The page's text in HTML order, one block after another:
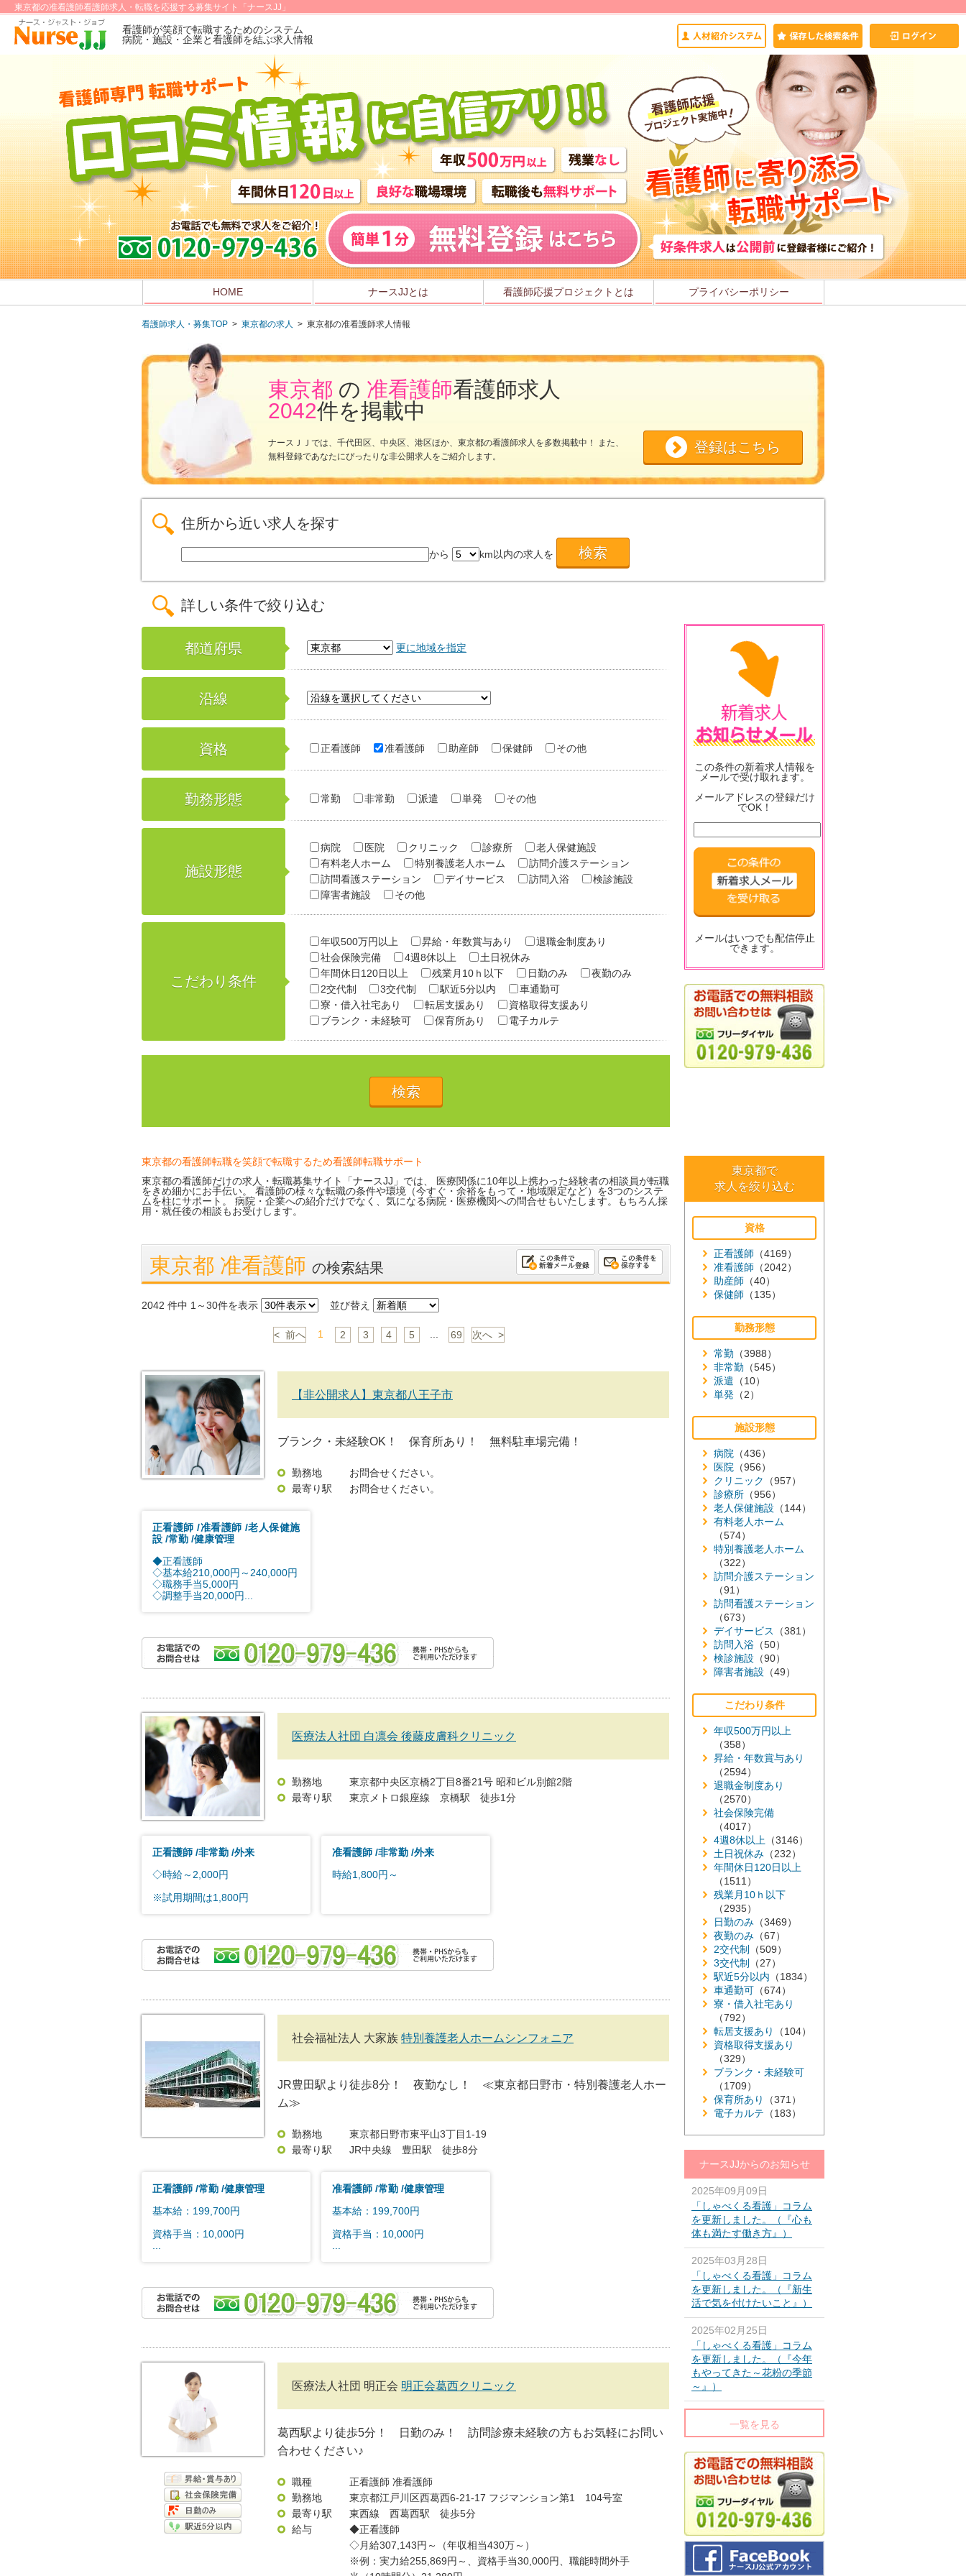
東京都の准看護師看護師求人・転職を応援する募集サイト「ナースJJ」
看護師が笑顔で転職するためのシステム
病院・施設・企業と看護師を結ぶ求人情報
HOME ナースJJとは 看護師応援プロジェクトとは プライバシーポリシー
看護師求人・募集TOP > 東京都の求人 > 東京都の准看護師求人情報
東京都 の 准看護師看護師求人
2042件を掲載中
ナースＪＪでは、千代田区、中央区、港区ほか、東京都の看護師求人を多数掲載中！ また、
無料登録であなたにぴったりな非公開求人をご紹介します。
登録はこちら
住所から近い求人を探す
から km以内の求人を
詳しい条件で絞り込む
都道府県 更に地域を指定
沿線
資格 正看護師 准看護師 助産師 保健師 その他
勤務形態 常勤 非常勤 派遣 単発 その他
施設形態
病院 医院 クリニック 診療所
老人保健施設
有料老人ホーム
特別養護老人ホーム
訪問介護ステーション
訪問看護ステーション
デイサービス 訪問入浴
検診施設
障害者施設
その他
こだわり条件
年収500万円以上 昇給・年数賞与あり
退職金制度あり
社会保険完備
4週8休以上
土日祝休み
年間休日120日以上
残業月10ｈ以下 日勤のみ
夜勤のみ
2交代制
3交代制 駅近5分以内
車通勤可
寮・借入社宅あり
転居支援あり
資格取得支援あり
ブランク・未経験可
保育所あり 電子カルテ
この条件の新着求人情報を
メールで受け取れます。
メールアドレスの登録だけ
でOK！
メールはいつでも配信停止
できます。
東京都の看護師転職を笑顔で転職するため看護師転職サポート
東京都の看護師だけの求人・転職募集サイト「ナースJJ」では、 医療関係に10年以上携わった経験者の相談員が転職
をきめ細かにお手伝い。 看護師の様々な転職の条件や環境（今すぐ・余裕をもって・地域限定など）を3つのシステ
ムを柱にサポート。 病院・企業への紹介だけでなく、気になる病院・医療機関への問合せもいたします。もちろん採
用・就任後の相談もお受けします。
東京都 准看護師 の検索結果
2042 件中 1～30件を表示 並び替え
< 前へ 1 2 3 4 5 69 次へ >
【非公開求人】東京都八王子市
ブランク・未経験OK！ 保育所あり！ 無料駐車場完備！
勤務地
お問合せください。
最寄り駅
お問合せください。
正看護師 准看護師 老人保健施
設 常勤 健康管理
◆正看護師
◇基本給210,000円～240,000円
◇職務手当5,000円
◇調整手当20,000円...
医療法人社団 白凛会 後藤皮膚科クリニック
勤務地
東京都中央区京橋2丁目8番21号 昭和ビル別館2階
最寄り駅
東京メトロ銀座線 京橋駅 徒歩1分
正看護師 非常勤 外来
◇時給～2,000円
※試用期間は1,800円
准看護師 非常勤 外来
時給1,800円～
社会福祉法人 大家族 特別養護老人ホームシンフォニア
JR豊田駅より徒歩8分！ 夜勤なし！ ≪東京都日野市・特別養護老人ホー
ム≫
勤務地
東京都日野市東平山3丁目1-19
最寄り駅
JR中央線 豊田駅 徒歩8分
正看護師 常勤 健康管理
基本給：199,700円
資格手当：10,000円
准看護師 常勤 健康管理
基本給：199,700円
資格手当：10,000円
医療法人社団 明正会 明正会葛西クリニック
葛西駅より徒歩5分！ 日勤のみ！ 訪問診療未経験の方もお気軽にお問い
合わせください♪
職種 正看護師 准看護師
勤務地
東京都江戸川区西葛西6-21-17 フジマンション第1 104号室
最寄り駅
東西線 西葛西駅 徒歩5分
給与
◆正看護師
◇月給307,143円～（年収相当430万～）
※例：実力給255,869円～、資格手当30,000円、職能時間外手
東京都で
求人を絞り込む
資格
正看護師 （4169）
准看護師 （2042）
助産師 （40）
保健師 （135）
勤務形態
常勤 （3988）
非常勤 （545）
派遣 （10）
単発 （2）
施設形態
病院 （436）
医院 （956）
クリニック
（957）
診療所 （956）
老人保健施設 （144）
有料老人ホーム
（574）
特別養護老人ホーム
（322）
訪問介護ステーション
（91）
訪問看護ステーション
（673）
デイサービス
（381）
訪問入浴 （50）
検診施設 （90）
障害者施設 （49）
こだわり条件
年収500万円以上
（358）
昇給・年数賞与あり
（2594）
退職金制度あり
（2570）
社会保険完備
（4017）
4週8休以上 （3146）
土日祝休み （232）
年間休日120日以上
（1511）
残業月10ｈ以下
（2935）
日勤のみ （3469）
夜勤のみ （67）
2交代制
（509）
3交代制
（27）
駅近5分以内 （1834）
車通勤可 （674）
寮・借入社宅あり
（792）
転居支援あり
（104）
資格取得支援あり
（329）
ブランク・未経験可
（1709）
保育所あり
（371）
電子カルテ （183）
ナースJJからのお知らせ
2025年09月09日
「しゃべくる看護」コラム
を更新しました。（『心も
体も満たす働き方』）
2025年03月28日
「しゃべくる看護」コラム
を更新しました。（『新生
活で気を付けたいこと』）
2025年02月25日
「しゃべくる看護」コラム
を更新しました。（『今年
もやってきた～花粉の季節
～』）
一覧を見る